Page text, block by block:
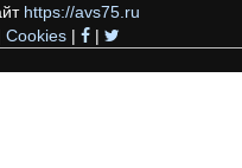
https://avs75.ru
Cookies | |